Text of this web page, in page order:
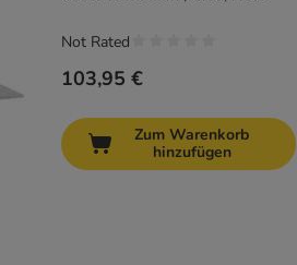
103,95 €
Not Rated
Zum Warenkorb
hinzufügen